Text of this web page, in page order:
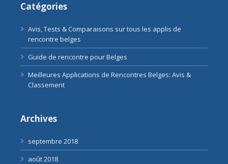
Catégories
Avis, Tests & Comparaisons sur tous les applis de
rencontre belges
Guide de rencontre pour Belges
Meilleures Applications de Rencontres Belges: Avis &
Classement
Archives
septembre 2018
août 2018